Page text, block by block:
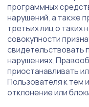
программных
нарушений, а также
третьих лиц о таких
совокупности
свидетельствовать
нарушениях,
приостанавливать
Пользователя к тем
отклонение или